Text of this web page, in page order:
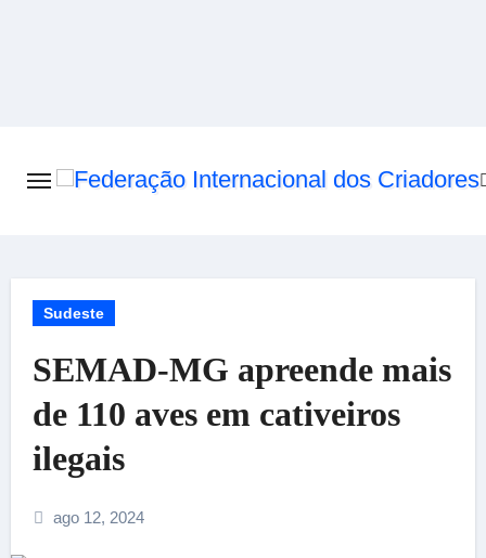
Sudeste
SEMAD-MG apreende mais
de 110 aves em cativeiros
ilegais
ago 12, 2024